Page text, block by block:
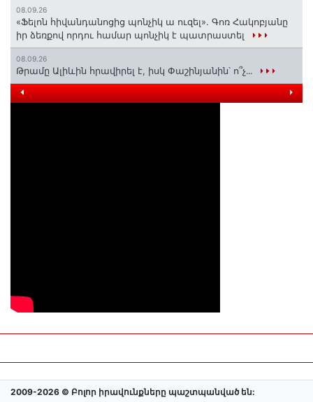
08.09.26
«Ֆելոն հիվանդանոցից պոնչիկ ա ուզել». Գոռ Հակոբյանը
իր ձեռքով որդու համար պոնչիկ է պատրաստել
08.09.26
Թրամը Ալիևին հրավիրել է, իսկ Փաշինյանին՝ ո՞չ․․․
2009-2026 © Բոլոր իրավունքները պաշտպանված են: